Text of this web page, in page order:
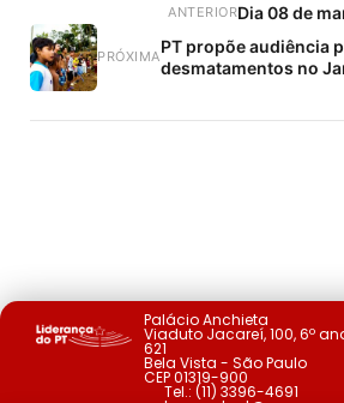
ANTERIORDia 08 de
PRÓXIMAPT propõe audiência
desmatamentos no
Palácio Anchieta
Viaduto Jacareí, 100, 6º
621
Bela Vista - São Paulo
CEP 01319-900
Tel.: (11) 3396-4691